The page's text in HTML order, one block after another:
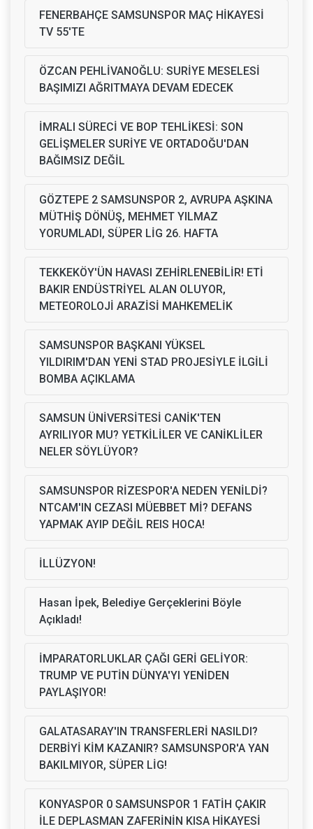
FENERBAHÇE SAMSUNSPOR MAÇ HİKAYESİ
TV 55'TE
ÖZCAN PEHLİVANOĞLU: SURİYE MESELESİ
BAŞIMIZI AĞRITMAYA DEVAM EDECEK
İMRALI SÜRECİ VE BOP TEHLİKESİ: SON
GELİŞMELER SURİYE VE ORTADOĞU'DAN
BAĞIMSIZ DEĞİL
GÖZTEPE 2 SAMSUNSPOR 2, AVRUPA AŞKINA
MÜTHİŞ DÖNÜŞ, MEHMET YILMAZ
YORUMLADI, SÜPER LİG 26. HAFTA
TEKKEKÖY'ÜN HAVASI ZEHİRLENEBİLİR! ETİ
BAKIR ENDÜSTRİYEL ALAN OLUYOR,
METEOROLOJİ ARAZİSİ MAHKEMELİK
SAMSUNSPOR BAŞKANI YÜKSEL
YILDIRIM'DAN YENİ STAD PROJESİYLE İLGİLİ
BOMBA AÇIKLAMA
SAMSUN ÜNİVERSİTESİ CANİK'TEN
AYRILIYOR MU? YETKİLİLER VE CANİKLİLER
NELER SÖYLÜYOR?
SAMSUNSPOR RİZESPOR'A NEDEN YENİLDİ?
NTCAM'IN CEZASI MÜEBBET Mİ? DEFANS
YAPMAK AYIP DEĞİL REIS HOCA!
İLLÜZYON!
Hasan İpek, Belediye Gerçeklerini Böyle
Açıkladı!
İMPARATORLUKLAR ÇAĞI GERİ GELİYOR:
TRUMP VE PUTİN DÜNYA'YI YENİDEN
PAYLAŞIYOR!
GALATASARAY'IN TRANSFERLERİ NASILDI?
DERBİYİ KİM KAZANIR? SAMSUNSPOR'A YAN
BAKILMIYOR, SÜPER LİG!
KONYASPOR 0 SAMSUNSPOR 1 FATİH ÇAKIR
İLE DEPLASMAN ZAFERİNİN KISA HİKAYESİ